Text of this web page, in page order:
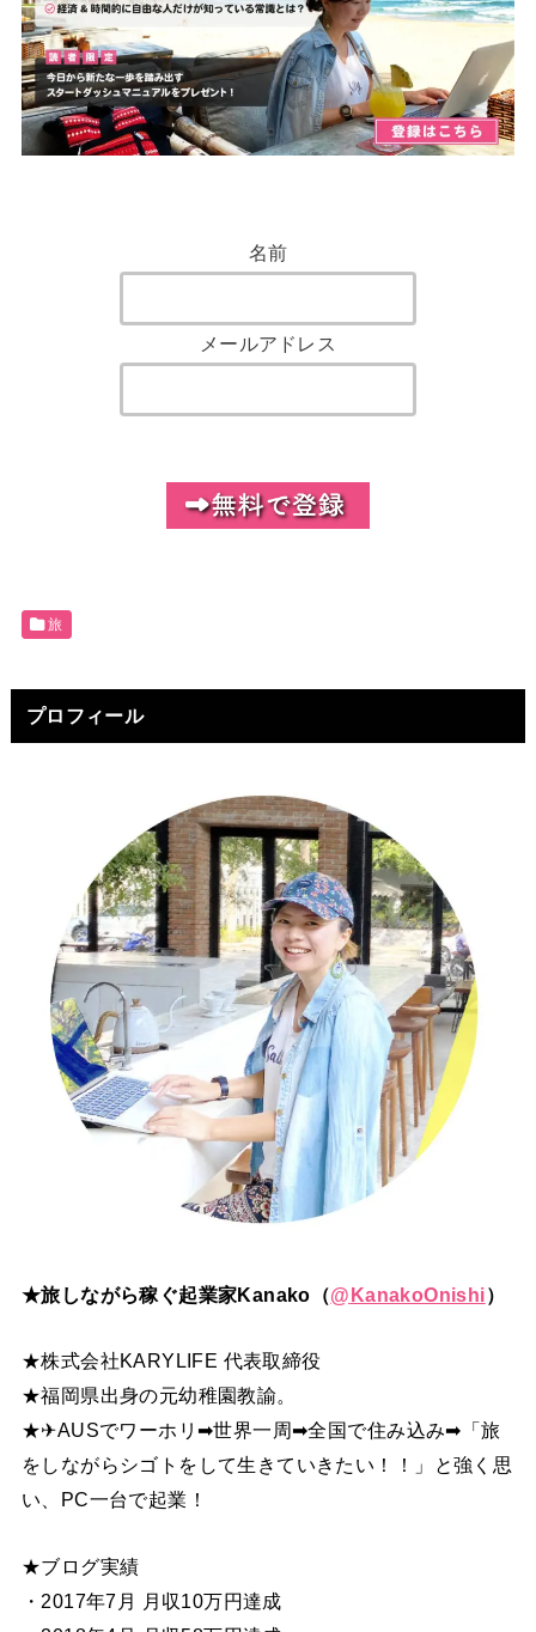
名前
メールアドレス
旅
プロフィール
★旅しながら稼ぐ起業家Kanako（@KanakoOnishi）
★株式会社KARYLIFE 代表取締役
★福岡県出身の元幼稚園教諭。
★✈AUSでワーホリ➡世界一周➡全国で住み込み➡「旅
をしながらシゴトをして生きていきたい！！」と強く思
い、PC一台で起業！
★ブログ実績
・2017年7月 月収10万円達成